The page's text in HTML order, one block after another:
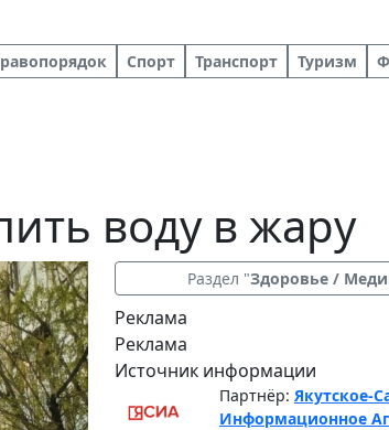
Спорт Транспорт Туризм
воду в жару
Раздел "Здоровье /
Реклама
Реклама
Источник информации
Партнёр: Якутское-
Информационное